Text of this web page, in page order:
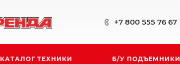
+7 800 555 76 67
КАТАЛОГ ТЕХНИКИ Б/У ПОДЪЕМНИКИ